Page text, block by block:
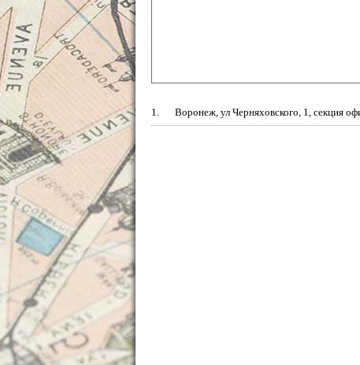
1. Воронеж, ул Черняховского, 1, секция